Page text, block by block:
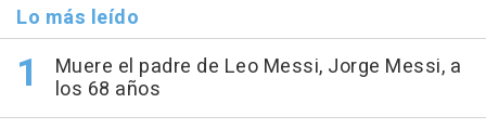
Lo más leído
Muere el padre de Leo Messi, Jorge Messi, a
los 68 años